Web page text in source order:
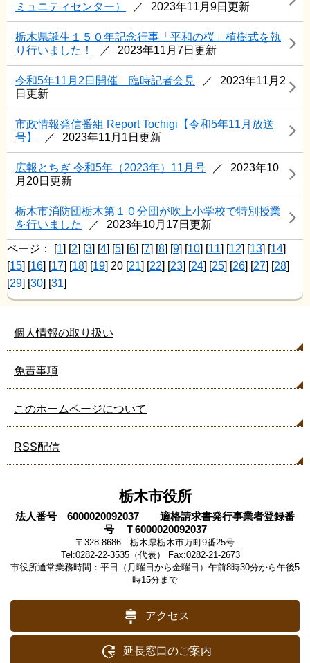
ミュニティセンター）
2023年11月9日更新
栃木県誕生１５０年記念行事「平和の桜」植樹式を執
り行いました！
2023年11月7日更新
令和5年11月2日開催 臨時記者会見
2023年11月2
日更新
市政情報発信番組 Report Tochigi【令和5年11月放送
号】
2023年11月1日更新
広報とちぎ 令和5年（2023年）11月号
2023年10
月20日更新
栃木市消防団栃木第１０分団が吹上小学校で特別授業
を行いました
2023年10月17日更新
ページ： [1] [2] [3] [4] [5] [6] [7] [8] [9] [10] [11] [12] [13] [14]
[15] [16] [17] [18] [19] 20 [21] [22] [23] [24] [25] [26] [27] [28]
[29] [30] [31]
個人情報の取り扱い
免責事項
このホームページについて
RSS配信
栃木市役所
法人番号 6000020092037 適格請求書発行事業者登録番
号 Ｔ6000020092037
〒328-8686 栃木県栃木市万町9番25号
Tel:0282-22-3535（代表） Fax:0282-21-2673
市役所通常業務時間：平日（月曜日から金曜日）午前8時30分から午後5
時15分まで
アクセス
延長窓口のご案内